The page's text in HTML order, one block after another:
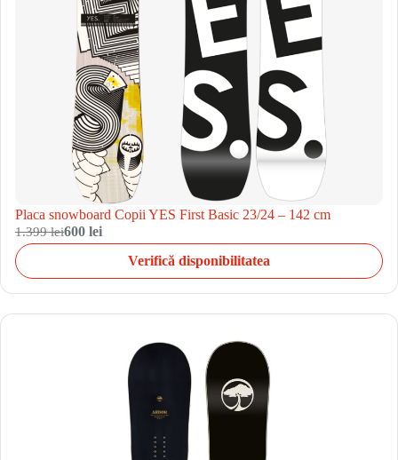
Placa snowboard Copii YES First Basic 23/24 – 142 cm
1.399 lei600 lei
Verifică disponibilitatea